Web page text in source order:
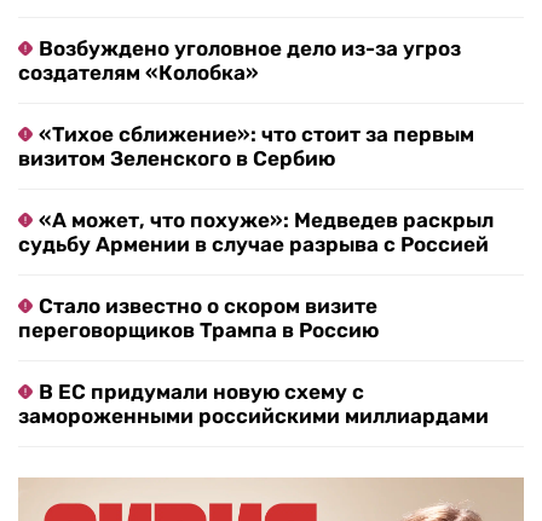
Возбуждено уголовное дело из-за угроз
создателям «Колобка»
«Тихое сближение»: что стоит за первым
визитом Зеленского в Сербию
«А может, что похуже»: Медведев раскрыл
судьбу Армении в случае разрыва с Россией
Стало известно о скором визите
переговорщиков Трампа в Россию
В ЕС придумали новую схему с
замороженными российскими миллиардами